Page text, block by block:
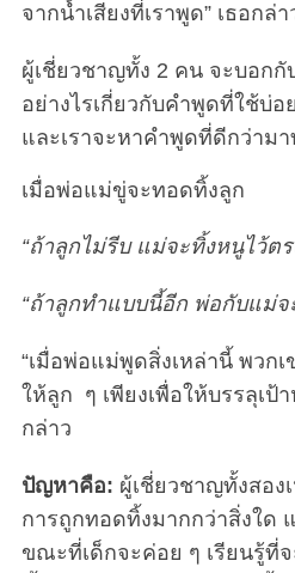
จากน้ำเสียงที่เราพูด” เธอกล่า
ผู้เชี่ยวชาญทั้ง 2 คน จะบอกกั
อย่างไรเกี่ยวกับคำพูดที่ใช้บ่
และเราจะหาคำพูดที่ดีกว่าม
เมื่อพ่อแม่ขู่จะทอดทิ้งลูก
“ถ้าลูกไม่รีบ แม่จะทิ้งหนูไว้ต
“ถ้าลูกทำแบบนี้อีก พ่อกับแม่จ
“เมื่อพ่อแม่พูดสิ่งเหล่านี้ พวก
ให้ลูก ๆ เพียงเพื่อให้บรรลุเป้
กล่าว
ปัญหาคือ: ผู้เชี่ยวชาญทั้งสอง
การถูกทอดทิ้งมากกว่าสิ่งใด
ขณะที่เด็กจะค่อย ๆ เรียนรู้ที่